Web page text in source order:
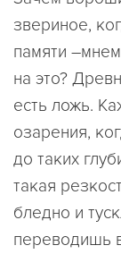
звериное,
памяти
на это?
есть ложь.
озарения,
до таких
такая
бледно и
переводишь